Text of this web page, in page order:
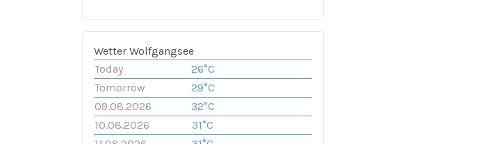
Wetter Wolfgangsee
Today
26°C
Tomorrow
29°C
09.08.2026
32°C
10.08.2026
31°C